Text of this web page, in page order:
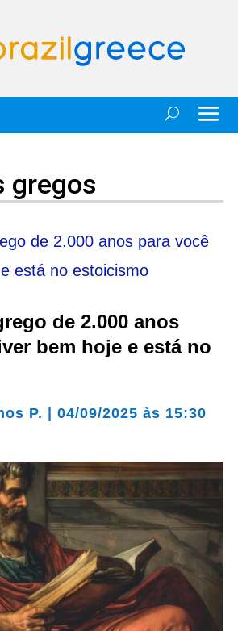
gregos
de 2.000 anos
bem hoje e está no
P. 04/09/2025 às 15:30